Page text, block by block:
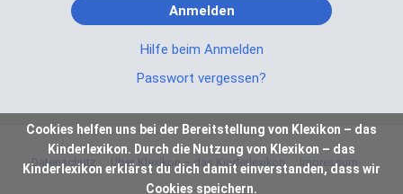
Anmelden
Hilfe beim Anmelden
Passwort vergessen?
Datenschutz Über Klexikon – das Kinderlexikon Impressum
Cookies helfen uns bei der Bereitstellung von Klexikon – das
Kinderlexikon. Durch die Nutzung von Klexikon – das
Kinderlexikon erklärst du dich damit einverstanden, dass wir
Cookies speichern.